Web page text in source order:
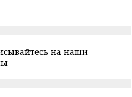
на наши